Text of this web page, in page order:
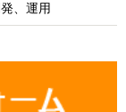
、運用